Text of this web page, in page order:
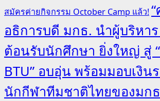
สมัครค่ายกิจกรรม October Camp แล้ว!
อธิการบดี มกธ. นำผู้บริหา
ต้อนรับนักศึกษา ยิ่งใหญ่ สู่
BTU” อบอุ่น พร้อมมอบเงิน
นักกีฬาทีมชาติไทยของมก